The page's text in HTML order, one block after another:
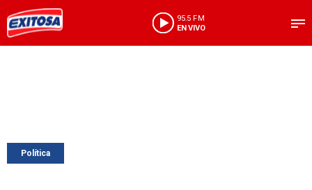
95.5 FM
EN VIVO
Política